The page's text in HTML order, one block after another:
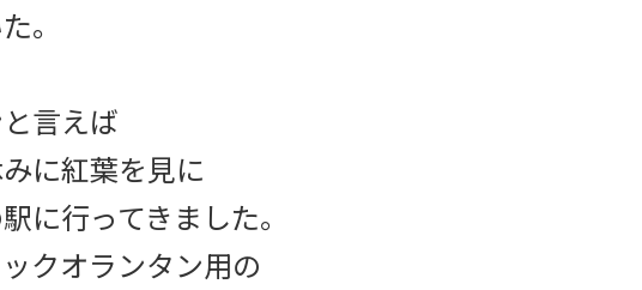
。
言えば
に紅葉を見に
に行ってきました。
クオランタン用の